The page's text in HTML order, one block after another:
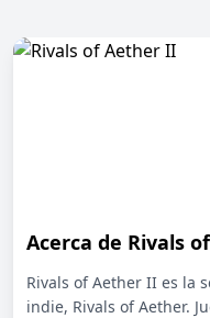
Acerca de Rivals
Rivals of Aether II es la
indie, Rivals of Aether.